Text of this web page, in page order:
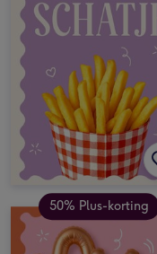
50% Plus-korting